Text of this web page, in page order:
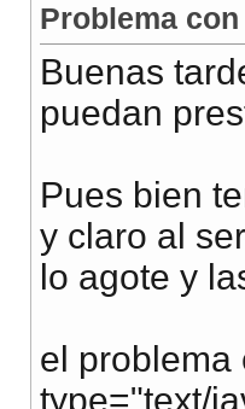
Problema
Buenas
puedan
Pues bien
y claro al
lo agote y
el problema
type="text/